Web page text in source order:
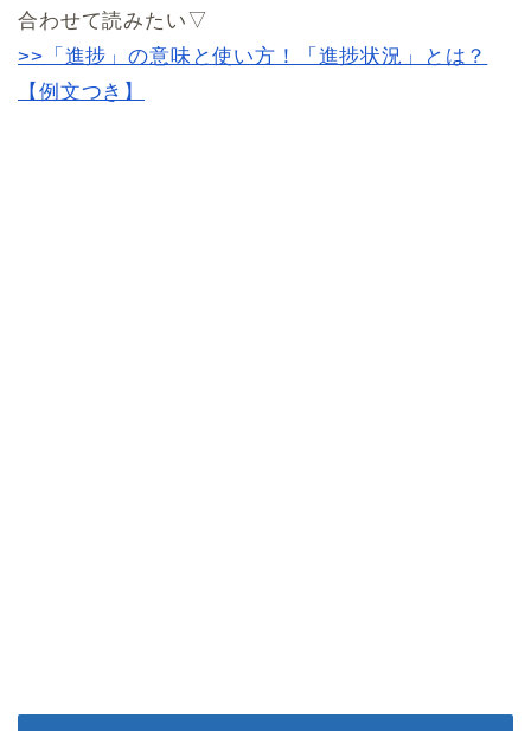
合わせて読みたい▽
>>「進捗」の意味と使い方！「進捗状況」とは？
【例文つき】